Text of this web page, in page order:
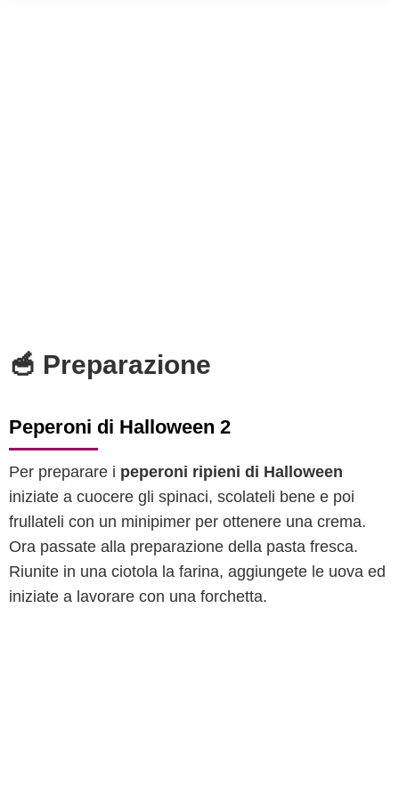
🥣 Preparazione
Peperoni di Halloween 2
Per preparare i peperoni ripieni di Halloween
iniziate a cuocere gli spinaci, scolateli bene e poi
frullateli con un minipimer per ottenere una crema.
Ora passate alla preparazione della pasta fresca.
Riunite in una ciotola la farina, aggiungete le uova ed
iniziate a lavorare con una forchetta.